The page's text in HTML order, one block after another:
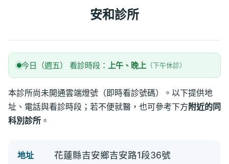
安和診所
今日（週五） 看診時段： 上午、晚上 （下午休診）
本診所尚未開通雲端燈號（即時看診號碼）。以下提供地
址、電話與看診時段；若不便就醫，也可參考下方 附近的同
科別診所 。
地址 花蓮縣吉安鄉吉安路1段36號